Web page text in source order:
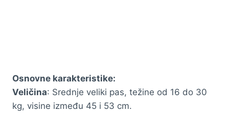
Osnovne karakteristike:
Veličina: Srednje veliki pas, težine od 16 do 30
kg, visine između 45 i 53 cm.